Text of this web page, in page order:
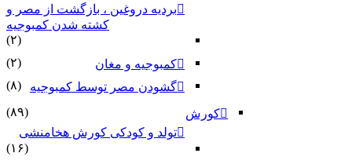
بردیه دروغین ، بازگشت از مصر و
کشته شدن کمبوجیه
(۲)
کمبوجیه و مغان
(۲)
گشودن مصر توسط کمبوجیه
(۸)
کورش
(۸۹)
تولد و کودکی کورش هخامنشی
(۱۶)